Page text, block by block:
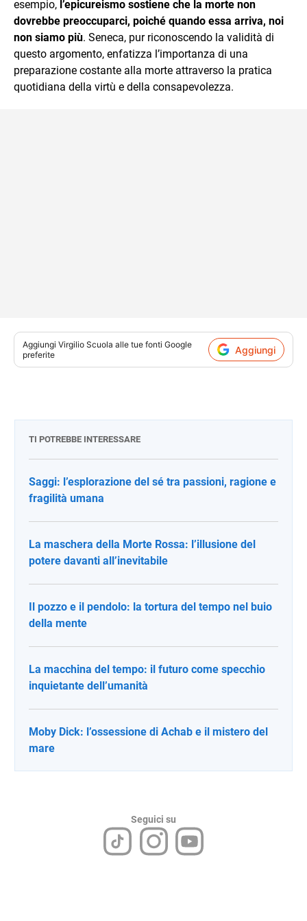
esempio, l’epicureismo sostiene che la morte non
dovrebbe preoccuparci, poiché quando essa arriva, noi
non siamo più. Seneca, pur riconoscendo la validità di
questo argomento, enfatizza l’importanza di una
preparazione costante alla morte attraverso la pratica
quotidiana della virtù e della consapevolezza.
Aggiungi Virgilio Scuola alle tue fonti Google
preferite
Aggiungi
TI POTREBBE INTERESSARE
Saggi: l’esplorazione del sé tra passioni, ragione e
fragilità umana
La maschera della Morte Rossa: l’illusione del
potere davanti all’inevitabile
Il pozzo e il pendolo: la tortura del tempo nel buio
della mente
La macchina del tempo: il futuro come specchio
inquietante dell’umanità
Moby Dick: l’ossessione di Achab e il mistero del
mare
Seguici su